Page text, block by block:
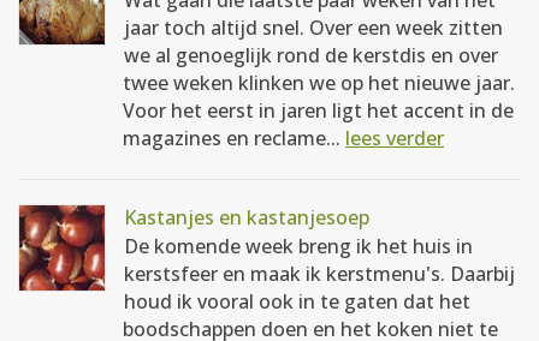
jaar toch altijd snel. Over een week zitten
we al genoeglijk rond de kerstdis en over
twee weken klinken we op het nieuwe jaar.
Voor het eerst in jaren ligt het accent in de
magazines en reclame... lees verder
Kastanjes en kastanjesoep
De komende week breng ik het huis in
kerstsfeer en maak ik kerstmenu's. Daarbij
houd ik vooral ook in te gaten dat het
boodschappen doen en het koken niet te